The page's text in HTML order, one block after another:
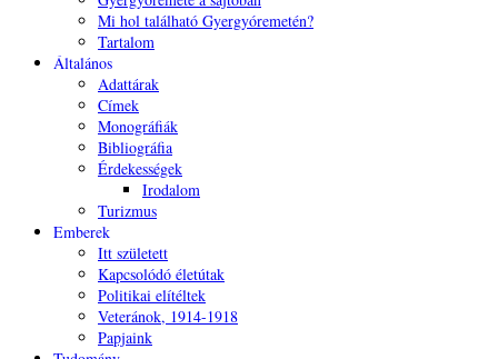
Mi hol található Gyergyóremetén?
Tartalom
Általános
Adattárak
Címek
Monográfiák
Bibliográfia
Érdekességek
Irodalom
Turizmus
Emberek
Itt született
Kapcsolódó életútak
Politikai elítéltek
Veteránok, 1914-1918
Papjaink